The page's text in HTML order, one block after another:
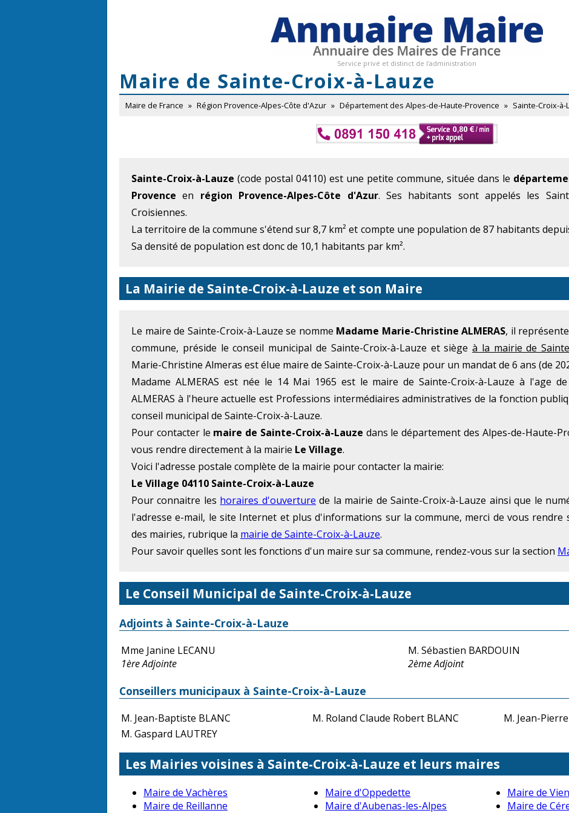
Service privé et distinct de l'administration
Maire de Sainte-Croix-à-Lauze
Maire de France » Région Provence-Alpes-Côte d'Azur » Département des Alpes-de-Haute-Provence » Sainte-Croix-à-
Sainte-Croix-à-Lauze (code postal 04110) est une petite commune, située dans le
Provence en région Provence-Alpes-Côte d'Azur. Ses habitants sont appelés les
Croisiennes.
La territoire de la commune s'étend sur 8,7 km² et compte une population de 87 habitants
Sa densité de population est donc de 10,1 habitants par km².
La Mairie de Sainte-Croix-à-Lauze et son Maire
Le maire de Sainte-Croix-à-Lauze se nomme Madame Marie-Christine ALMERAS, il
commune, préside le conseil municipal de Sainte-Croix-à-Lauze et siègeà la mairie de
Marie-Christine Almeras est élue maire de Sainte-Croix-à-Lauze pour un mandat de 6 ans (de
Madame ALMERAS est née le 14 Mai 1965 est le maire de Sainte-Croix-à-Lauze à l'age
ALMERAS à l'heure actuelle est Professions intermédiaires administratives de la fonction
conseil municipal de Sainte-Croix-à-Lauze.
Pour contacter le maire de Sainte-Croix-à-Lauze dans le département des Alpes-de-Haute-
vous rendre directement à la mairie Le Village.
Voici l'adresse postale complète de la mairie pour contacter la mairie:
Le Village 04110 Sainte-Croix-à-Lauze
Pour connaitre les horaires d'ouverture de la mairie de Sainte-Croix-à-Lauze ainsi que le
l'adresse e-mail, le site Internet et plus d'informations sur la commune, merci de vous rendre
des mairies, rubrique la mairie de Sainte-Croix-à-Lauze.
Pour savoir quelles sont les fonctions d'un maire sur sa commune, rendez-vous sur la section
Le Conseil Municipal de Sainte-Croix-à-Lauze
Adjoints à Sainte-Croix-à-Lauze
Mme Janine LECANU
1ère Adjointe
M. Sébastien BARDOUIN
2ème Adjoint
Conseillers municipaux à Sainte-Croix-à-Lauze
M. Jean-Baptiste BLANC M. Roland Claude Robert BLANC
M. Jean-Pierre
M. Gaspard LAUTREY
Les Mairies voisines à Sainte-Croix-à-Lauze et leurs maires
Maire de Vachères Maire d'Oppedette
Maire de
Maire de Reillanne
Maire d'Aubenas-les-Alpes
Maire de